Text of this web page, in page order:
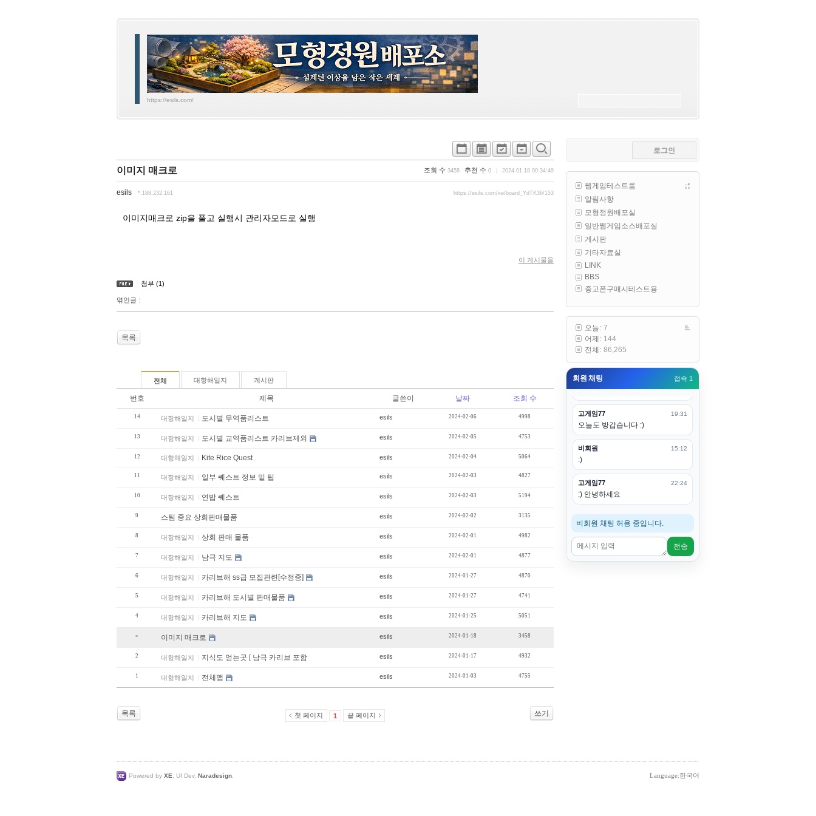
https://esils.com/
이미지 매크로 조회 수 3458 추천 수 0 2024.01.18 00:34:49
esils *.188.232.161 https://esils.com/xe/board_YdTK36/153
이미지매크로 zip을 풀고 실행시 관리자모드로 실행
이 게시물을
첨부 (1)
엮인글 :
목록
전체 대항해일지 게시판
번호 제목 글쓴이 날짜 조회 수
14 대항해일지 도시별 무역품리스트 esils 2024-02-06 4998
13 대항해일지 도시별 교역품리스트 카리브제외 esils 2024-02-05 4753
12 대항해일지 Kite Rice Quest esils 2024-02-04 5064
11 대항해일지 일부 퀘스트 정보 밑 팁 esils 2024-02-03 4827
10 대항해일지 연밥 퀘스트 esils 2024-02-03 5194
9 스팀 중요 상회판매물품 esils 2024-02-02 3135
8 대항해일지 상회 판매 물품 esils 2024-02-01 4982
7 대항해일지 남극 지도 esils 2024-02-01 4877
6 대항해일지 카리브해 ss급 모집관련[수정중] esils 2024-01-27 4870
5 대항해일지 카리브해 도시별 판매물품 esils 2024-01-27 4741
4 대항해일지 카리브해 지도 esils 2024-01-25 5051
» 이미지 매크로 esils 2024-01-18 3458
2 대항해일지 지식도 얻는곳 [ 남극 카리브 포함 esils 2024-01-17 4932
1 대항해일지 전체맵 esils 2024-01-03 4755
목록 쓰기
첫 페이지 1 끝 페이지
로그인
웹게임테스트룸
알림사항
모형정원배포실
일반웹게임소스배포실
게시판
기타자료실
LINK
BBS
중고폰구매시테스트용
오늘: 7
어제: 144
전체: 86,265
회원 채팅 접속 1
00:19
밑에 일반웹게임이 더있었네요
esils
아 이제 2로 돌아왔군요
esils
다 펼쳐두면 너무길어서 ..
esils
모바일로 보는데도 좀 불편하더라
구요
니다. 벌써 12시가 넘었었네요
esils
어후 주무세요
고게임77 00:20
(__)수고하십시용!
고게임77 19:31
오늘도 방갑습니다 :)
비회원 15:12
:)
고게임77 22:24
:) 안녕하세요
비회원 채팅 허용 중입니다.
전송
Powered by XE . UI Dev. Naradesign Language:한국어